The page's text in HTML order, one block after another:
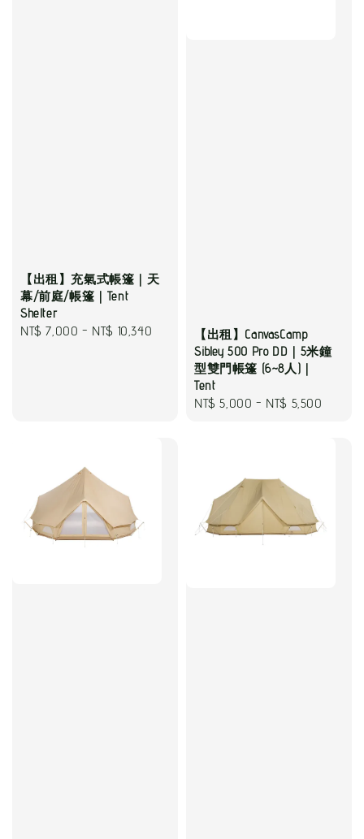
【出租】充氣式帳篷｜天
幕/前庭/帳篷｜Tent
Shelter
Regular
NT$ 7,000 - NT$ 10,340
【出租】CanvasCamp
Sibley 500 Pro DD｜5米鐘
型雙門帳篷 (6~8人)｜
Tent
Regular
NT$ 5,000 - NT$ 5,500